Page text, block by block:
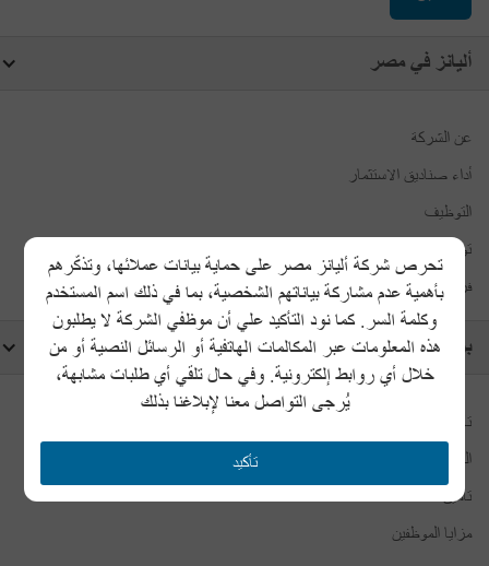
أليانز في مصر
عن الشركة
أداء صناديق الاستثمار
التوظيف
تواصل معنا
فروعنا
برامج وخدمات أليانز
تأمين السيارات
التأمين الطبي
تأمين التقاعد
مزايا الموظفين
تحرص شركة أليانز مصر على حماية بيانات عملائها، وتذكّرهم
بأهمية عدم مشاركة بياناتهم الشخصية، بما في ذلك اسم المستخدم
وكلمة السر. كما نود التأكيد علي أن موظفي الشركة لا يطلبون
هذه المعلومات عبر المكالمات الهاتفية أو الرسائل النصية أو من
خلال أي روابط إلكترونية. وفي حال تلقي أي طلبات مشابهة،
يُرجى التواصل معنا لإبلاغنا بذلك
تأكيد